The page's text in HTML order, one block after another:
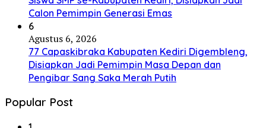
Calon Pemimpin Generasi Emas
6
Agustus 6, 2026
77 Capaskibraka Kabupaten Kediri Digembleng,
Disiapkan Jadi Pemimpin Masa Depan dan
Pengibar Sang Saka Merah Putih
Popular Post